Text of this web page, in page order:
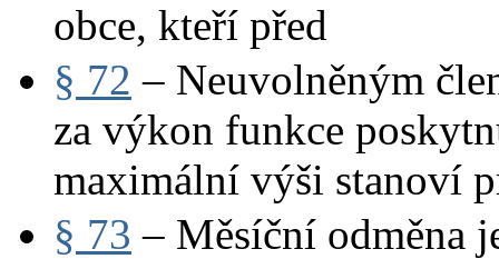
obce, kteří před
§ 72 – Neuvolněným
za výkon funkce
maximální výši stanoví
§ 73 – Měsíční odměna